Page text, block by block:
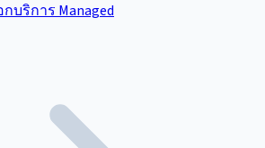
บริการ Managed